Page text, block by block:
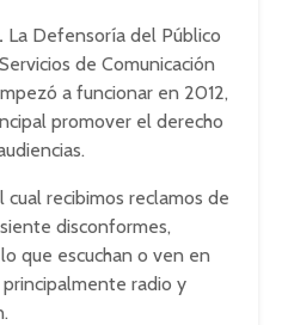
La Defensoría del Público
de Comunicación
a funcionar en 2012,
promover el derecho
cual recibimos reclamos de
disconformes,
que escuchan o ven en
radio y